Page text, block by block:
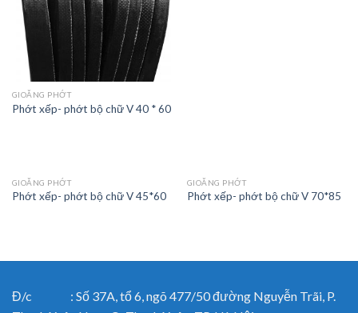
GIOĂNG PHỚT
Phớt xếp- phớt bộ chữ V 40 * 60
GIOĂNG PHỚT
Phớt xếp- phớt bộ chữ V 45*60
GIOĂNG PHỚT
Phớt xếp- phớt bộ chữ V 70*85
Đ/c : Số 37A, tổ 6, ngõ 477/50 đường Nguyễn Trãi, P.